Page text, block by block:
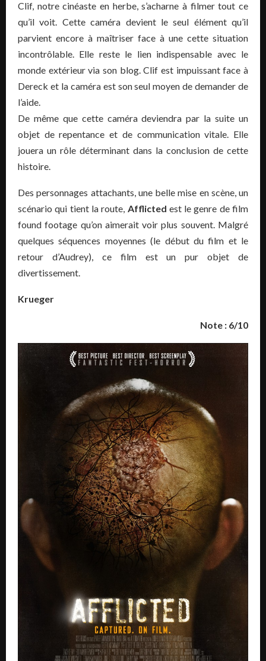
Clif, notre cinéaste en herbe, s’acharne à filmer tout ce
qu’il voit. Cette caméra devient le seul élément qu’il
parvient encore à maîtriser face à une cette situation
incontrôlable. Elle reste le lien indispensable avec le
monde extérieur via son blog. Clif est impuissant face à
Dereck et la caméra est son seul moyen de demander de
l’aide.
De même que cette caméra deviendra par la suite un
objet de repentance et de communication vitale. Elle
jouera un rôle déterminant dans la conclusion de cette
histoire.
Des personnages attachants, une belle mise en scène, un
scénario qui tient la route, Afflicted est le genre de film
found footage qu’on aimerait voir plus souvent. Malgré
quelques séquences moyennes (le début du film et le
retour d’Audrey), ce film est un pur objet de
divertissement.
Krueger
Note : 6/10